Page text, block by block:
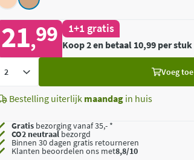
21,99 1+1 gratis
Koop 2 en betaal 10,99 per stuk
Voeg toe
Bestelling uiterlijk maandag in huis
Gratis bezorging vanaf 35,- *
CO2 neutraalbezorgd
Binnen 30 dagen gratis retourneren
Klanten beoordelen ons met8,8/10